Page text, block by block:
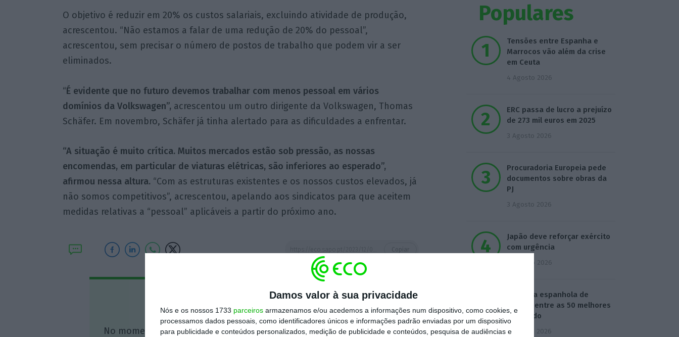
Damos valor à sua privacidade
Nós e os nossos 1733 parceiros armazenamos e/ou acedemos a informações num dispositivo, como cookies, e
processamos dados pessoais, como identificadores únicos e informações padrão enviadas por um dispositivo
para publicidade e conteúdos personalizados, medição de publicidade e conteúdos, pesquisa de audiências e
O objetivo é reduzir em 20% os custos salariais, excluindo atividade de produção,
acrescentou. “Não estamos a falar de uma redução de 20% do pessoal”,
acrescentou, sem precisar o número de postos de trabalho que podem vir a ser
eliminados.
“É evidente que no futuro devemos trabalhar com menos pessoal em vários
domínios da Volkswagen”, acrescentou um outro dirigente da Volkswagen, Thomas
Schäfer. Em novembro, Schäfer já tinha alertado para as dificuldades a enfrentar.
“A situação é muito crítica. Muitos mercados estão sob pressão, as nossas
encomendas, em particular de viaturas elétricas, são inferiores ao esperado”,
afirmou nessa altura. “Com as estruturas existentes e os nossos custos elevados, já
não somos competitivos”, acrescentou, apelando aos sindicatos para que aceitem
medidas relativas a “pessoal” aplicáveis a partir do próximo ano.
Assine o ECO Premium
No momento em que a informação é mais importante do que
Populares
Tensões entre Espanha e
Marrocos vão além da crise
em Ceuta
4 Agosto 2026
ERC passa de lucro a prejuízo
de 273 mil euros em 2025
3 Agosto 2026
Procuradoria Europeia pede
documentos sobre obras da
PJ
3 Agosto 2026
Japão deve reforçar exército
com urgência
4 Agosto 2026
Empresa espanhola de
EdTech entre as 50 melhores
do mundo
5 Agosto 2026